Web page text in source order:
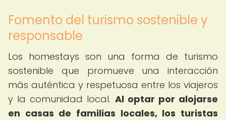
Fomento del turismo sostenible y
responsable
Los homestays son una forma de turismo
sostenible que promueve una interacción
más auténtica y respetuosa entre los viajeros
y la comunidad local. Al optar por alojarse
en casas de familias locales, los turistas